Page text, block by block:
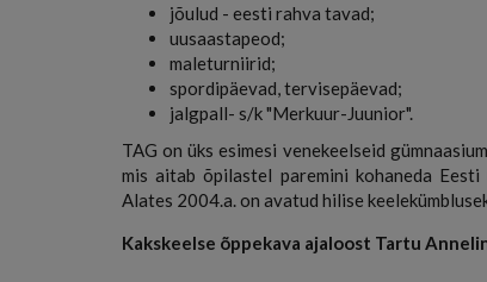
jõulud - eesti rahva tavad;
uusaastapeod;
maleturniirid;
spordipäevad, tervisepäevad;
jalgpall- s/k "Merkuur-Juunior".
TAG on üks esimesi venekeelseid
mis aitab õpilastel paremini kohaneda
Alates 2004.a. on avatud hilise
Kakskeelse õppekava ajaloost Tartu